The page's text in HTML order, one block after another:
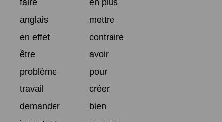
faire
en plus
anglais
mettre
en effet
contraire
être
avoir
problème
pour
travail
créer
demander
bien